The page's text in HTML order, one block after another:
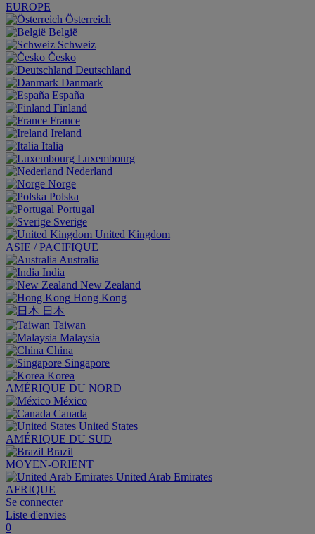
EUROPE
Österreich
België
Schweiz
Česko
Deutschland
Danmark
España
Finland
France
Ireland
Italia
Luxembourg
Nederland
Norge
Polska
Portugal
Sverige
United Kingdom
ASIE / PACIFIQUE
Australia
India
New Zealand
Hong Kong
日本
Taiwan
Malaysia
China
Singapore
Korea
AMÉRIQUE DU NORD
México
Canada
United States
AMÉRIQUE DU SUD
Brazil
MOYEN-ORIENT
United Arab Emirates
AFRIQUE
Se connecter
Liste d'envies
0